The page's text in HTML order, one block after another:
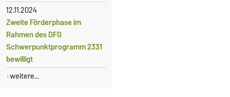
12.11.2024
Zweite Förderphase im
Rahmen des DFG
Schwerpunktprogramm 2331
bewilligt
weitere...